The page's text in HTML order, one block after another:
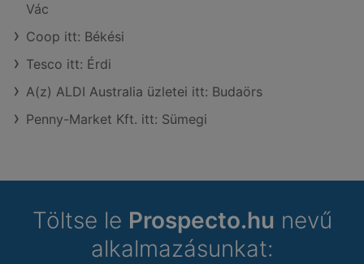
Vác
Coop itt: Békési
Tesco itt: Érdi
A(z) ALDI Australia üzletei itt: Budaörs
Penny-Market Kft. itt: Sümegi
Töltse le Prospecto.hu nevű
alkalmazásunkat: